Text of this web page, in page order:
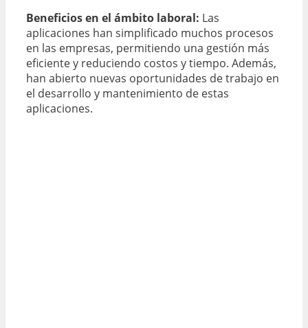
Beneficios en el ámbito laboral: Las
aplicaciones han simplificado muchos procesos
en las empresas, permitiendo una gestión más
eficiente y reduciendo costos y tiempo. Además,
han abierto nuevas oportunidades de trabajo en
el desarrollo y mantenimiento de estas
aplicaciones.